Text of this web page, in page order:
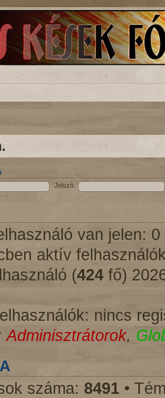
Jelszó:
van jelen:
aktív
(424 fő)
nincs
Adminisztrátorok,
száma: 8491 •